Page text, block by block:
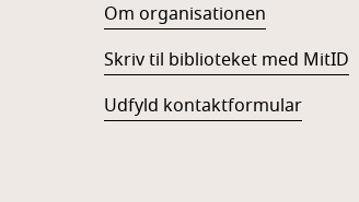
Om organisationen
Skriv til biblioteket med MitID
Udfyld kontaktformular